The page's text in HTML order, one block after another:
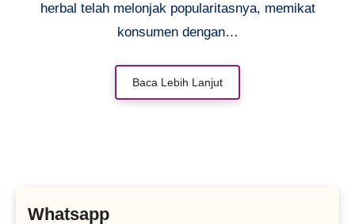
herbal telah melonjak popularitasnya, memikat
konsumen dengan…
Baca Lebih Lanjut
Whatsapp